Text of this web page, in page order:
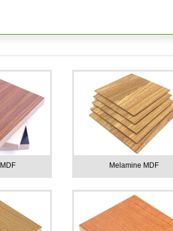
Melamine MDF